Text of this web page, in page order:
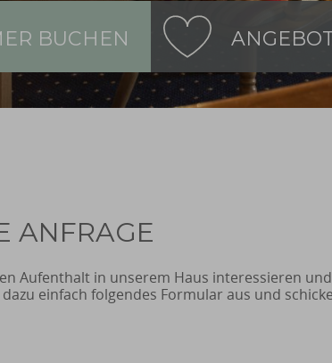
BUCHEN
ANFRAGE
Aufenthalt in unserem Haus interessieren
einfach folgendes Formular aus und